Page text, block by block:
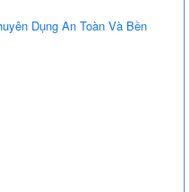
Dụng An Toàn Và Bền